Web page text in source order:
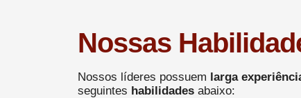
Nossas
Nossos líderes possuem larga
seguintes habilidades abaixo: